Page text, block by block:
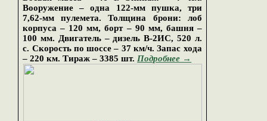
Вооружение – одна 122-мм пушка, три
7,62-мм пулемета. Толщина брони: лоб
корпуса – 120 мм, борт – 90 мм, башня –
100 мм. Двигатель – дизель В-2ИС, 520 л.
с. Скорость по шоссе – 37 км/ч. Запас хода
– 220 км.Тираж– 3385 шт. Подробнее →